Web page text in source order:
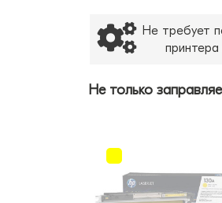
Не требует
Не только